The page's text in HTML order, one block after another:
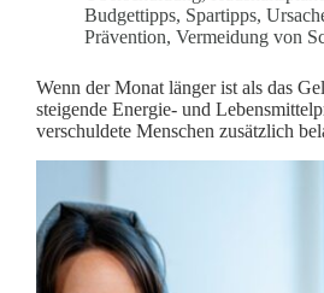
Budgettipps, Spartipps,
Prävention, Vermeidung von
Wenn der Monat länger ist als das
steigende Energie- und
verschuldete Menschen zusätzlich